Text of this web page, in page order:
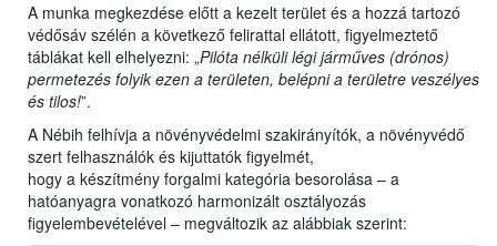
A munka megkezdése előtt a kezelt terület és a hozzá tartozó
védősáv szélén a következő felirattal ellátott, figyelmeztető
táblákat kell elhelyezni: „Pilóta nélküli légi járműves (drónos)
permetezés folyik ezen a területen, belépni a területre veszélyes
és tilos!”.
A Nébih felhívja a növényvédelmi szakirányítók, a növényvédő
szert felhasználók és kijuttatók figyelmét,
hogy a készítmény forgalmi kategória besorolása – a
hatóanyagra vonatkozó harmonizált osztályozás
figyelembevételével – megváltozik az alábbiak szerint: